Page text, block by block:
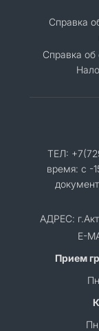
Справка
Справка об
ТЕЛ:
время: с -
АДРЕС:
E-
Прием